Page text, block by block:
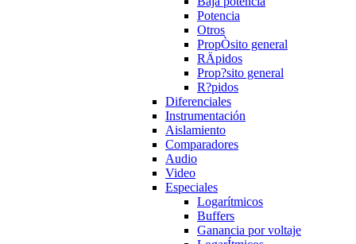
Potencia
Otros
PropÒsito general
RÄpidos
Prop?sito general
R?pidos
Diferenciales
Instrumentación
Aislamiento
Comparadores
Audio
Video
Especiales
Logarítmicos
Buffers
Ganancia por voltaje